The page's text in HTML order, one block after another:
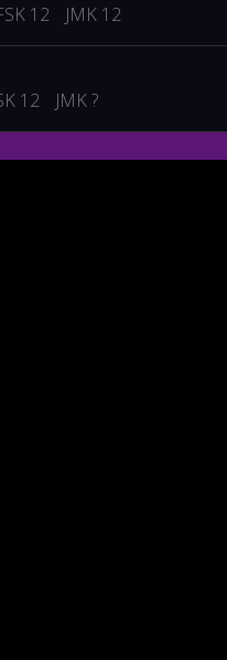
12 JMK 12
12 JMK ?